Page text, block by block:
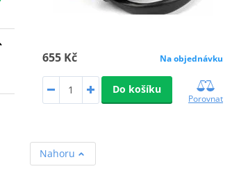
655 Kč Na objednávku
Do košíku
Porovnat
Nahoru